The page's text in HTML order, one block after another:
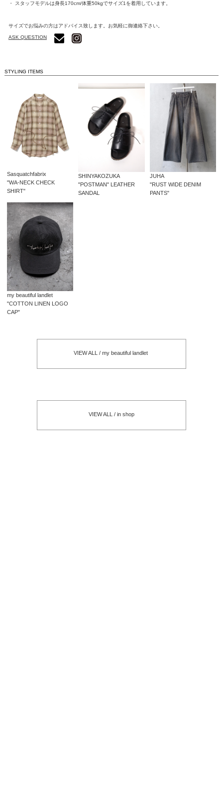
・ スタッフモデルは身長170cm/体重50kgでサイズ1を着用しています。
サイズでお悩みの方はアドバイス致します。お気軽に御連絡下さい。
ASK QUESTION
STYLING ITEMS
Sasquatchfabrix
"WA-NECK CHECK
SHIRT"
SHINYAKOZUKA
"POSTMAN" LEATHER
SANDAL
JUHA
"RUST WIDE DENIM
PANTS"
my beautiful landlet
"COTTON LINEN LOGO
CAP"
VIEW ALL / my beautiful landlet
VIEW ALL / in shop